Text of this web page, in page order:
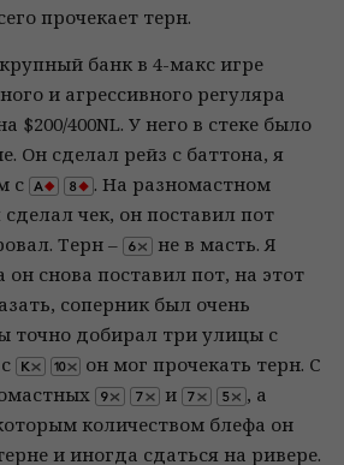
прочекает терн.
банк в 4-макс игре
и агрессивного регуляра
$200/400NL. У него в стеке было
Он сделал рейз с баттона, я
с
. На разномастном
сделал чек, он поставил пот
Терн –
не в масть. Я
он снова поставил пот, на этот
соперник был очень
точно добирал три улицы с
он мог прочекать терн. С
и
, а
количеством блефа он
и иногда сдаться на ривере.